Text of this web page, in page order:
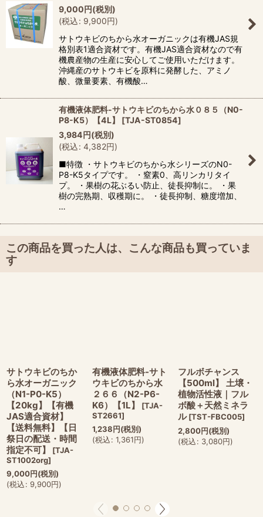
9,000円(税別)
(税込: 9,900円)
サトウキビのちから水オーガニックは有機JAS規
格別表1適合資材です。有機JAS適合資材なので有
機農産物の生産に安心してご使用いただけます。
沖縄産のサトウキビを原料に発酵した、アミノ
酸、微量要素、有機酸…
有機液体肥料-サトウキビのちから水０８５（N0-
P8-K5）【4L】
[TJA-ST0854]
3,984円(税別)
(税込: 4,382円)
■特徴 ・サトウキビのちから水シリーズのN0-
P8-K5タイプです。 ・窒素0、高リンカリタイ
プ。 ・果樹の花ぶるい防止、徒長抑制に。 ・果
樹の完熟期、収穫期に。 ・徒長抑制、糖度増加、
…
この商品を買った人は、こんな商品も買っていま
す
サトウキビのちか
ら水オーガニック
（N1-P0-K5）
【20kg】【有機
JAS適合資材】
【送料無料】【日
祭日の配送・時間
指定不可】
[TJA-
ST1002org]
9,000円(税別)
(税込: 9,900円)
有機液体肥料-サト
ウキビのちから水
２６６（N2-P6-
K6）【1L】
[TJA-
ST2661]
1,238円(税別)
(税込: 1,361円)
フルボチャンス
【500ml】 土壌・
植物活性液｜フル
ボ酸＋天然ミネラ
ル [TST-FBC005]
2,800円(税別)
(税込: 3,080円)